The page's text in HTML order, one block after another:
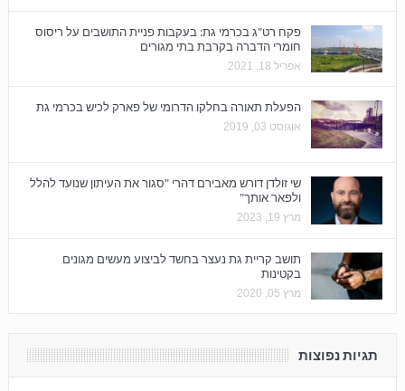
פקח רט"ג בכרמי גת: בעקבות פניית התושבים על ריסוס
חומרי הדברה בקרבת בתי מגורים
אפריל 18, 2021
הפעלת תאורה בחלקו הדרומי של פארק לכיש בכרמי גת
אוגוסט 03, 2019
שי זולדן דורש מאבירם דהרי "סגור את העיתון שנועד להלל
ולפאר אותך"
מרץ 19, 2023
תושב קריית גת נעצר בחשד לביצוע מעשים מגונים
בקטינות
מרץ 05, 2020
תגיות נפוצות